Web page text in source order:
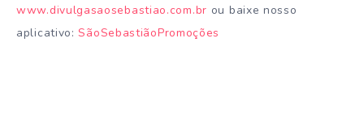
www.divulgasaosebastiao.com.br ou baixe nosso
aplicativo:SãoSebastiãoPromoções